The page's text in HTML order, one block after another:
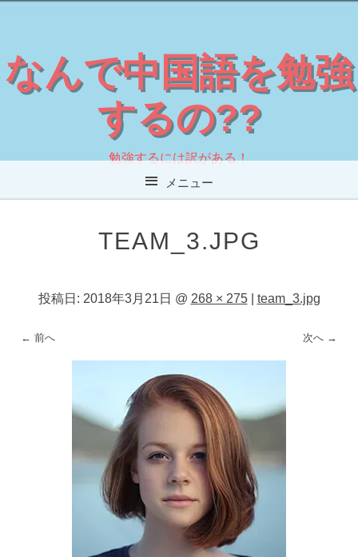
なんで中国語を勉強
するの??
勉強するには訳がある！
メニュー
TEAM_3.JPG
投稿日: 2018年3月21日 @ 268 × 275| team_3.jpg
← 前へ 次へ →